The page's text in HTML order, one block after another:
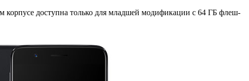
корпусе доступна только для младшей модификации с 64 ГБ флеш-